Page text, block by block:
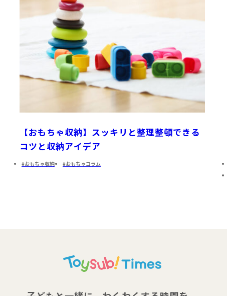
【おもちゃ収納】スッキリと整理整頓できる
コツと収納アイデア
おもちゃ収納 おもちゃコラム